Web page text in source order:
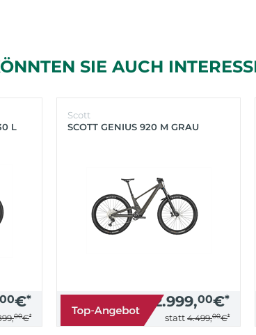
SIE AUCH
L
00€*
00€*
Scott
SCOTT GENIUS 920 M GRAU
2.999,00€*
statt 4.499,00€*